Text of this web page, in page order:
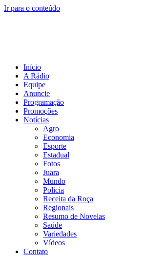
Ir para o conteúdo
Início
A Rádio
Equipe
Anuncie
Programação
Promoções
Notícias
Agro
Economia
Esporte
Estadual
Fotos
Juara
Mundo
Policia
Receita da Roça
Regionais
Resumo de Novelas
Saúde
Variedades
Vídeos
Contato